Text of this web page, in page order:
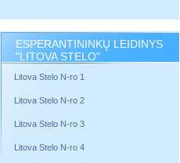
ESPERANTININKŲ LEIDINYS
"LITOVA STELO"
Litova Stelo N-ro 1
Litova Stelo N-ro 2
Litova Stelo N-ro 3
Litova Stelo N-ro 4